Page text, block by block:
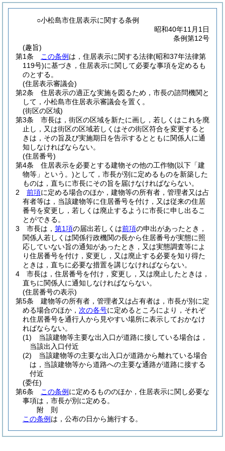
○小松島市住居表示に関する条例
昭和40年11月1日
条例第12号
(趣旨)
第1条
この条例 は，住居表示に関する法律(昭和37年法律第
119号)に基づき，住居表示に関して必要な事項を定めるも
のとする。
(住居表示審議会)
第2条
住居表示の適正な実施を図るため，市長の諮問機関と
して，小松島市住居表示審議会を置く。
(街区の区域)
第3条
市長は，街区の区域を新たに画し，若しくはこれを廃
止し，又は街区の区域若しくはその街区符合を変更すると
きは，その旨及び実施期日を告示するとともに関係人に通
知しなければならない。
(住居番号)
第4条
住居表示を必要とする建物その他の工作物(以下「建
物等」という。)として，市長が別に定めるものを新築した
ものは，直ちに市長にその旨を届けなければならない。
2
前項に定める場合のほか，建物等の所有者，管理者又は占
有者等は，当該建物等に住居番号を付け，又は従来の住居
番号を変更し，若しくは廃止するように市長に申し出るこ
とができる。
3
市長は， 第1項の届出若しくは前項の申出があったとき，
関係人若しくは関係行政機関の長から住居番号が実態に照
応していない旨の通知があったとき，又は実態調査等によ
り住居番号を付け，変更し，又は廃止する必要を知り得た
ときは，直ちに必要な措置を講じなければならない。
4
市長は，住居番号を付け，変更し，又は廃止したときは，
直ちに関係人に通知しなければならない。
(住居番号の表示)
第5条
建物等の所有者，管理者又は占有者は，市長が別に定
める場合のほか， 次の各号に定めるところにより，それぞ
れ住居番号を通行人から見やすい場所に表示しておかなけ
ればならない。
(1)
当該建物等主要な出入口が道路に接している場合は，
当該出入口付近
(2)
当該建物等の主要な出入口が道路から離れている場合
は，当該建物等から道路への主要な通路が道路に接する
付近
(委任)
第6条
この条例 に定めるもののほか，住居表示に関し必要な
事項は，市長が別に定める。
附 則
この条例 は，公布の日から施行する。